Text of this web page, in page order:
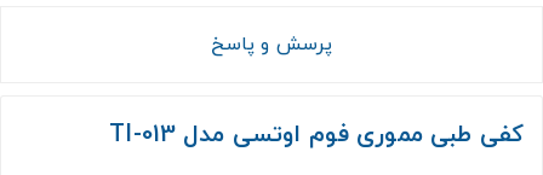
پرسش و پاسخ
کفی طبی مموری فوم اوتسی مدل TI-013